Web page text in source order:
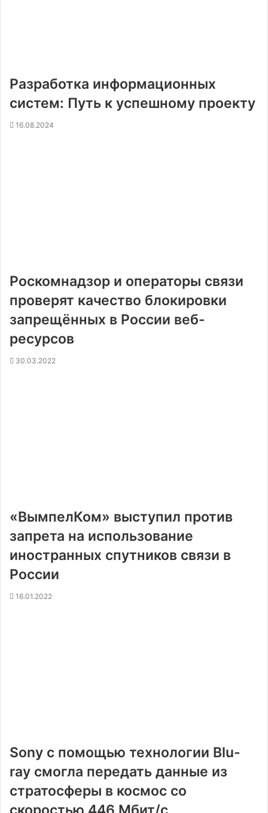
Разработка информационных
систем: Путь к успешному проекту
16.08.2024
Роскомнадзор и операторы связи
проверят качество блокировки
запрещённых в России веб-
ресурсов
30.03.2022
«ВымпелКом» выступил против
запрета на использование
иностранных спутников связи в
России
16.01.2022
Sony с помощью технологии Blu-
ray смогла передать данные из
стратосферы в космос со